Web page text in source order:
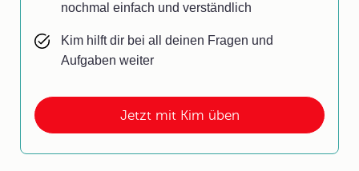
Jetzt mit Kim üben
nochmal einfach und verständlich
Kim hilft dir bei all deinen Fragen und
Aufgaben weiter